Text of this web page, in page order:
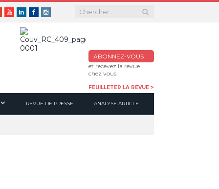
YoutubeLinkedinFacebookInstagram
ABONNEZ-VOUS
et recevez la revue
chez vous
FEUILLETER LA REVUE >
REVUE DE PRESSE ANALYSE ARTICLE